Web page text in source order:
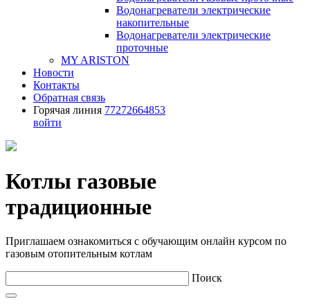
Водонагреватели электрические
накопительные
Водонагреватели электрические
проточные
MY ARISTON
Новости
Контакты
Обратная связь
Горячая линия 77272664853
войти
Котлы газовые
традиционные
Приглашаем ознакомиться с обучающим онлайн курсом по
газовым отопительным котлам
Поиск